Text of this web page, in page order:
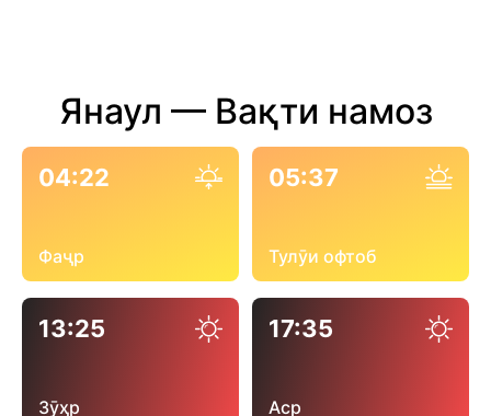
Янаул — Вақти намоз
04:22
Фаҷр
05:37
Тулӯи офтоб
13:25
Зӯҳр
17:35
Аср